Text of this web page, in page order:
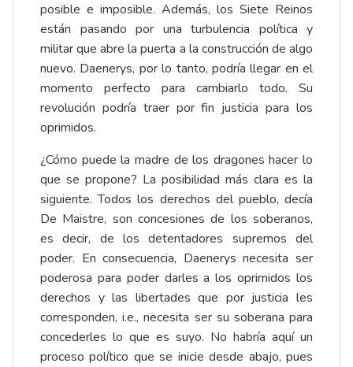
posible e imposible. Además, los Siete Reinos
están pasando por una turbulencia política y
militar que abre la puerta a la construcción de algo
nuevo. Daenerys, por lo tanto, podría llegar en el
momento perfecto para cambiarlo todo. Su
revolución podría traer por fin justicia para los
oprimidos.
¿Cómo puede la madre de los dragones hacer lo
que se propone? La posibilidad más clara es la
siguiente. Todos los derechos del pueblo, decía
De Maistre, son concesiones de los soberanos,
es decir, de los detentadores supremos del
poder. En consecuencia, Daenerys necesita ser
poderosa para poder darles a los oprimidos los
derechos y las libertades que por justicia les
corresponden, i.e., necesita ser su soberana para
concederles lo que es suyo. No habría aquí un
proceso político que se inicie desde abajo, pues